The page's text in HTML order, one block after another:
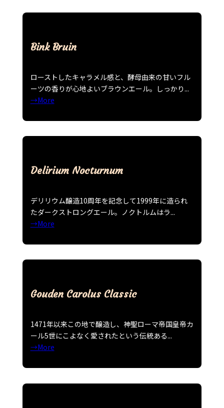
Bink Bruin
ローストしたキャラメル感と、酵母由来の甘いフル
ーツの香りが心地よいブラウンエール。しっかり...
→More
Delirium Nocturnum
デリリウム醸造10周年を記念して1999年に造られ
たダークストロングエール。ノクトルムはラ...
→More
Gouden Carolus Classic
1471年以来この地で醸造し、神聖ローマ帝国皇帝カ
ール5世にこよなく愛されたという伝統ある...
→More